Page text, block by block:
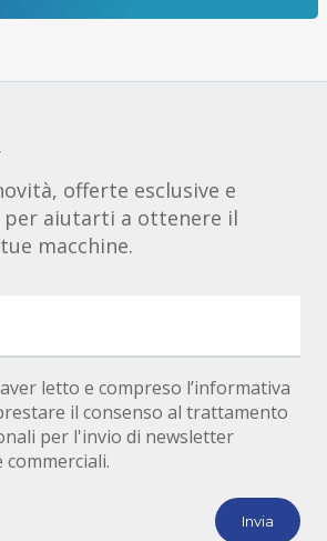
offerte esclusive e
aiutarti a ottenere il
macchine.
letto e compreso l’informativa
il consenso al trattamento
per l'invio di newsletter